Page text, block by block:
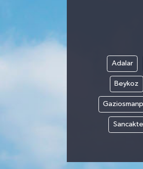
Adalar
Beykoz
Spor